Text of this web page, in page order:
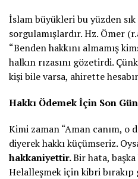
İslam büyükleri bu yüzden
sorgulamışlardır. Hz. Ömer
“Benden hakkını almamış
halkın rızasını gözetirdi.
kişi bile varsa, ahirette
Hakkı Ödemek İçin Son
Kimi zaman “Aman canım, o
diyerek hakkı küçümseriz.
hakkaniyettir.Bir hata, başka
Helalleşmek için kibri